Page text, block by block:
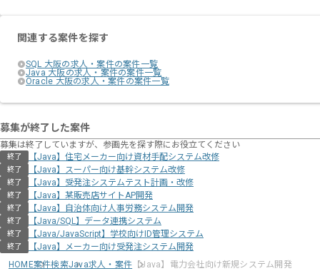
関連する案件を探す
SQL 大阪の求人・案件の案件一覧
Java 大阪の求人・案件の案件一覧
Oracle 大阪の求人・案件の案件一覧
募集が終了した案件
募集は終了していますが、参画先を探す際にお役立てください
終了 【Java】住宅メーカー向け資材⼿配システム改修
終了 【Java】スーパー向け基幹システム改修
終了 【Java】受発注システムテスト計画・改修
終了 【Java】某販売店サイトAP開発
終了 【Java】自治体向け人事労務システム開発
終了 【Java/SQL】データ連携システム
終了 【Java/JavaScript】学校向けID管理システム
終了
【Java】メーカー向け受発注システム開発
HOME案件検索Java求人・案件 【Java】電力会社向け新規システム開発